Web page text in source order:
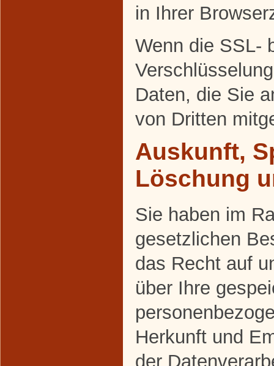
in Ihrer
Wenn die SSL-
Daten, die Sie
von Dritten
Auskunft,
Löschung
Sie haben im
gesetzlichen
das Recht auf
über Ihre
Herkunft und
der